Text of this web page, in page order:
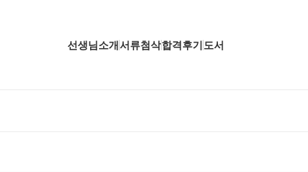
선생님소개서류첨삭합격후기 도서